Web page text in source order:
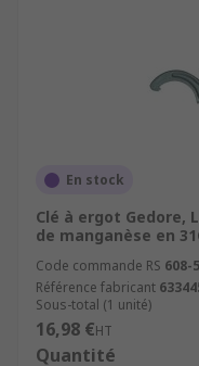
En stock
Clé à ergot Gedore,
de manganèse en
Code commande RS 608-
Référence fabricant
Sous-total (1 unité)
16,98 €HT
Quantité